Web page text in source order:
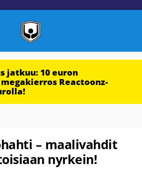
jatkuu: 10 euron
Reactoonz-
– maalivahdit
nyrkein!